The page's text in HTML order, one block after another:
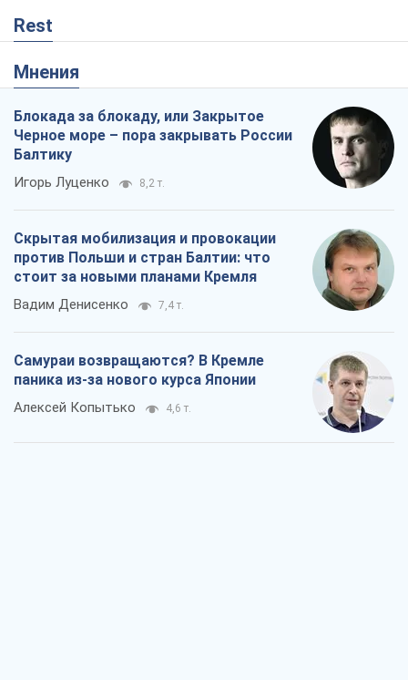
Rest
Мнения
Блокада за блокаду, или Закрытое
Черное море – пора закрывать России
Балтику
Игорь Луценко 8,2 т.
Скрытая мобилизация и провокации
против Польши и стран Балтии: что
стоит за новыми планами Кремля
Вадим Денисенко 7,4 т.
Самураи возвращаются? В Кремле
паника из-за нового курса Японии
Алексей Копытько 4,6 т.